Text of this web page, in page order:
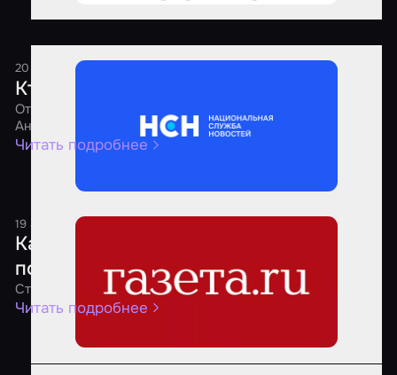
20 августа 2025
Кто должен проверять квесты
Отвечает PR-директор агрегатора «Мир Квестов»
Анастасия Недумова
Читать подробнее
19 августа 2025
Какие квесты являются самыми
популярными среди россиян
Стало известно о предпочтениях россиян
Читать подробнее